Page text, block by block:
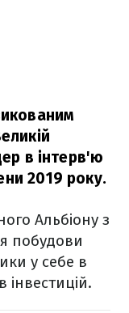
в інтерв'ю
2019 року.
Альбіону з
побудови
у себе в
інвестицій.